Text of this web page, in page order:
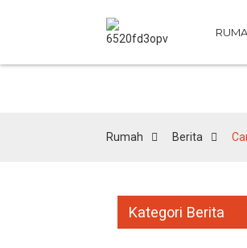
Rumah Berita
Kategori Berita